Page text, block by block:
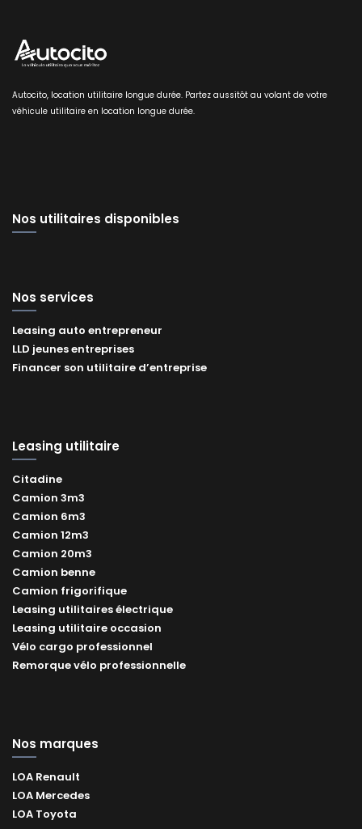
Autocito, location utilitaire longue durée. Partez aussitôt au volant de votre
véhicule utilitaire en location longue durée.
Nos utilitaires disponibles
Nos services
Leasing auto entrepreneur
LLD jeunes entreprises
Financer son utilitaire d’entreprise
Leasing utilitaire
Citadine
Camion 3m3
Camion 6m3
Camion 12m3
Camion 20m3
Camion benne
Camion frigorifique
Leasing utilitaires électrique
Leasing utilitaire occasion
Vélo cargo professionnel
Remorque vélo professionnelle
Nos marques
LOA Renault
LOA Mercedes
LOA Toyota